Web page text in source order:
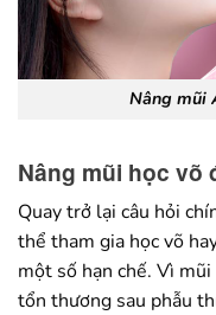
Nâng mũi
Nâng mũi học võ
Quay trở lại câu hỏi
thể tham gia học võ
một số hạn chế. Vì
tổn thương sau phẫu